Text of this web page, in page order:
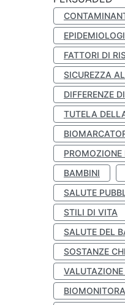
FATTORI DI
SICUREZZA
DIFFERENZE
TUTELA
BAMBINI
SALUTE
STILI DI VITA
SALUTE DEL
SOSTANZE